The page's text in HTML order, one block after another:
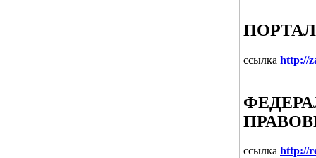
ссылка http://
ссылка http://